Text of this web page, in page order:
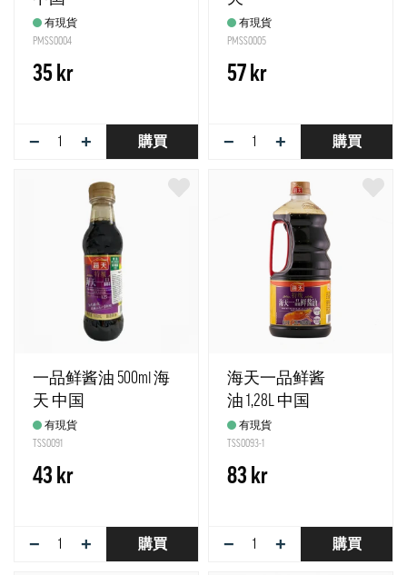
有現貨
PMSS0004
35 kr
− + 購買
有現貨
PMSS0005
57 kr
− + 購買
一品鲜酱油 500ml 海
天 中国
有現貨
TSS0091
43 kr
− + 購買
海天一品鲜酱
油 1,28L 中国
有現貨
TSS0093-1
83 kr
− + 購買